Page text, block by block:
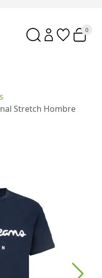
0
Stretch Hombre